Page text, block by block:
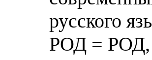
русского
РОД = РОД,